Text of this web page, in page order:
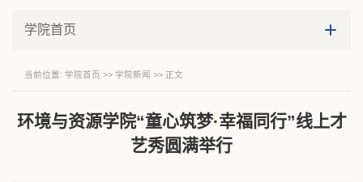
学院首页
当前位置: 学院首页 >> 学院新闻 >> 正文
环境与资源学院“童心筑梦·幸福同行”线上才
艺秀圆满举行